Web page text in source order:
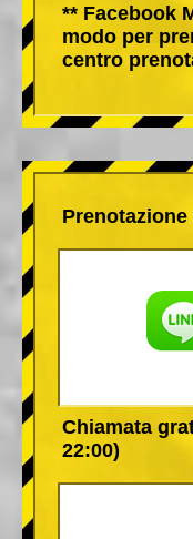
** Facebook
modo per
centro
Chiamata
22:00)